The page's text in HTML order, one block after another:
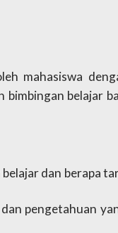
mahasiswa
bimbingan belajar
dan berapa
pengetahuan